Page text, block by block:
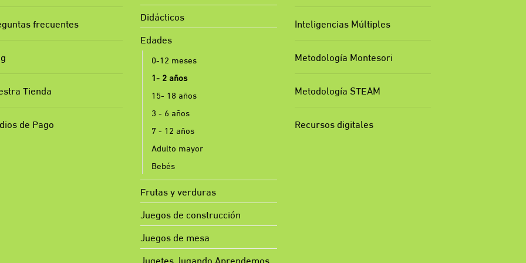
frecuentes
Tienda
de Pago
Didácticos
Edades
0-12 meses
1- 2 años
15- 18 años
3 - 6 años
7 - 12 años
Adulto mayor
Bebés
Frutas y verduras
Juegos de construcción
Juegos de mesa
Jugetes Jugando Aprendemos
Inteligencias Múltiples
Metodología Montesori
Metodología STEAM
Recursos digitales